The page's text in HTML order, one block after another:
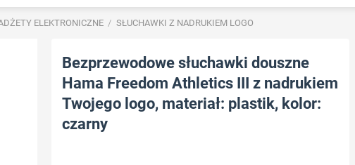
ELEKTRONICZNE / SŁUCHAWKI Z NADRUKIEM LOGO
Bezprzewodowe słuchawki douszne
Hama Freedom Athletics III z nadrukiem
Twojego logo, materiał: plastik, kolor:
czarny